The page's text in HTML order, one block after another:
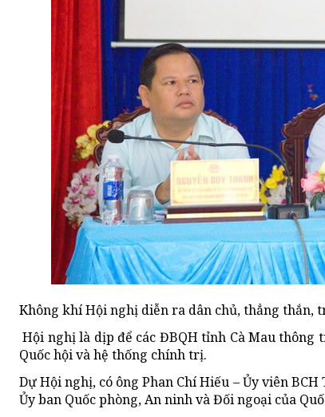
Không khí Hội nghị diễn ra dân chủ, thẳng thắn,
Hội nghị là dịp để các ĐBQH tỉnh Cà Mau
Quốc hội và hệ thống chính trị.
Dự Hội nghị, có ông Phan Chí Hiếu – Ủy viên
Ủy ban Quốc phòng, An ninh và Đối ngoại của